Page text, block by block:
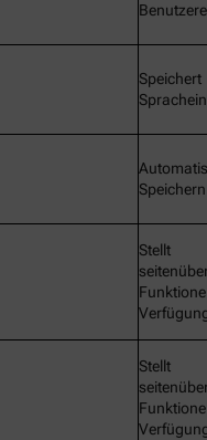
Speichert
Speichern
Stellt
Stellt